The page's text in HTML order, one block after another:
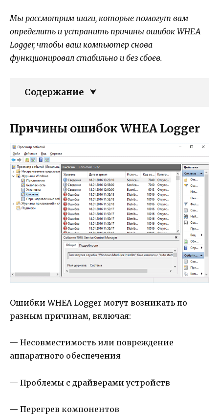
Мы рассмотрим шаги, которые помогут вам
определить и устранить причины ошибок WHEA
Logger, чтобы ваш компьютер снова
функционировал стабильно и без сбоев.
Содержание
Причины ошибок WHEA Logger
Ошибки WHEA Logger могут возникать по
разным причинам, включая:
— Несовместимость или повреждение
аппаратного обеспечения
— Проблемы с драйверами устройств
— Перегрев компонентов